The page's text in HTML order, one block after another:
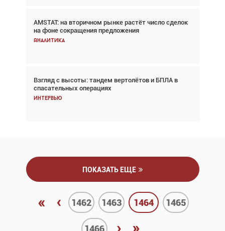
AMSTAT: на вторичном рынке растёт число сделок
на фоне сокращения предложения
Аналитика
Взгляд с высоты: тандем вертолётов и БПЛА в
спасательных операциях
Интервью
Проблемы с цепочками поставок сохраняются
Аналитика
Частный самолёт – это актив. Подходите к
покупке соответствующим образом
Интервью
ПОКАЗАТЬ ЕЩЕ
« ‹ 1462 1463 1464 1465
1466